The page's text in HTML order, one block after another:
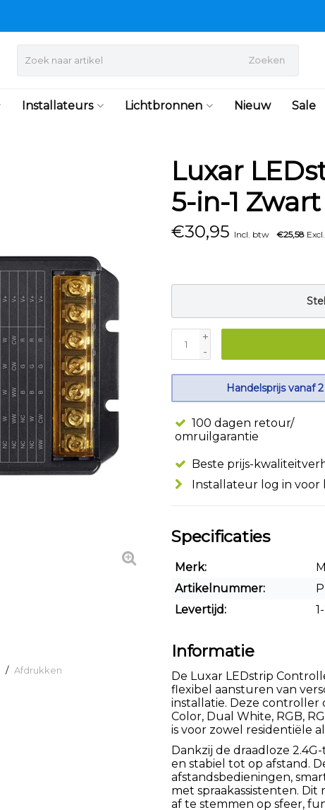
Zoeken
Installateurs Lichtbronnen Nieuw Sale
/ Afdrukken
Luxar
5-in-1 Zwart
€30,95 Incl. btw €25,58
+
-
Handelsprijs vanaf
100 dagen retour/
omruilgarantie
Beste prijs-
Installateur log in voor
Specificaties
Merk:
Artikelnummer:
Levertijd:
Informatie
De Luxar LEDstrip
flexibel aansturen van
installatie. Deze
Color, Dual White, RGB,
is voor zowel residentiële
Dankzij de draadloze
en stabiel tot op afstand.
afstandsbedieningen,
met spraakassistenten.
af te stemmen op sfeer,